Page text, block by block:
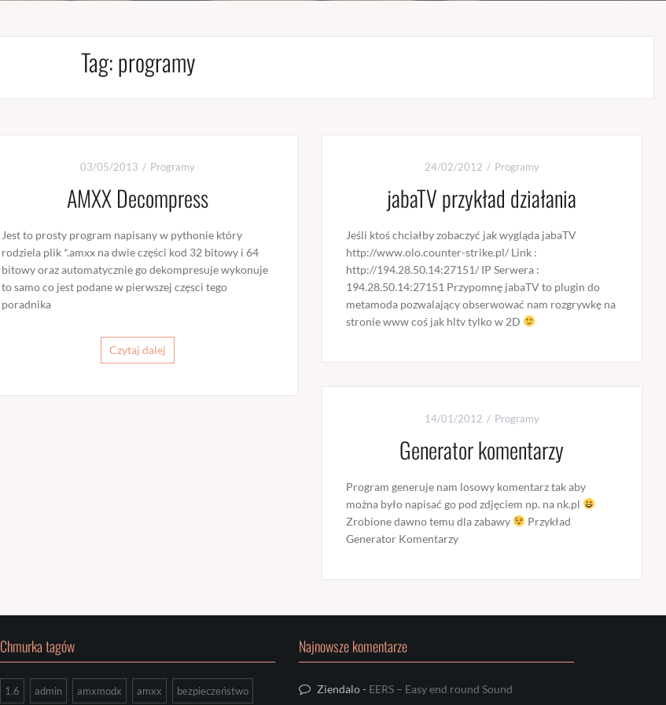
Tag:programy
03/05/2013 Programy
AMXX Decompress
Jest to prosty program napisany w pythonie który
rodziela plik *.amxx na dwie części kod 32 bitowy i 64
bitowy oraz automatycznie go dekompresuje wykonuje
to samo co jest podane w pierwszej częsci tego
poradnika
Czytaj dalej
24/02/2012 Programy
jabaTV przykład działania
Jeśli ktoś chciałby zobaczyć jak wygląda jabaTV
http://www.olo.counter-strike.pl/ Link :
http://194.28.50.14:27151/ IP Serwera :
194.28.50.14:27151 Przypomnę jabaTV to plugin do
metamoda pozwalający obserwować nam rozgrywkę na
stronie www coś jak hltv tylko w 2D
14/01/2012 Programy
Generator komentarzy
Program generuje nam losowy komentarz tak aby
można było napisać go pod zdjęciem np. na nk.pl
Zrobione dawno temu dla zabawy
Przykład
Generator Komentarzy
Chmurka tagów
1.6 admin amxmodx amxx bezpieczeństwo
Najnowsze komentarze
Ziendalo- EERS – Easy end round Sound